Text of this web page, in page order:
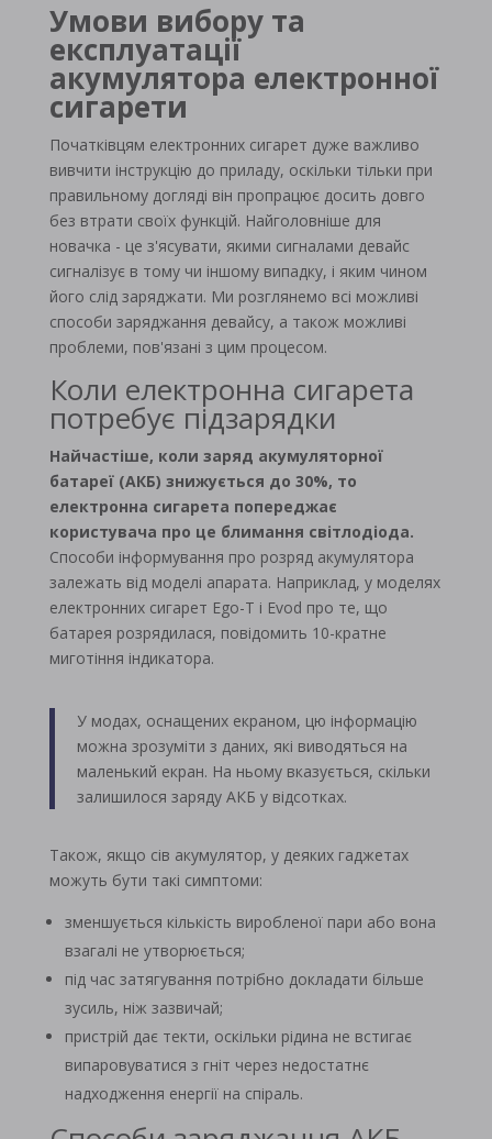
Умови вибору та
експлуатації
акумулятора електронної
сигарети
Початківцям електронних сигарет дуже важливо
вивчити інструкцію до приладу, оскільки тільки при
правильному догляді він пропрацює досить довго
без втрати своїх функцій. Найголовніше для
новачка - це з'ясувати, якими сигналами девайс
сигналізує в тому чи іншому випадку, і яким чином
його слід заряджати. Ми розглянемо всі можливі
способи заряджання девайсу, а також можливі
проблеми, пов'язані з цим процесом.
Коли електронна сигарета
потребує підзарядки
Найчастіше, коли заряд акумуляторної
батареї (АКБ) знижується до 30%, то
електронна сигарета попереджає
користувача про це блимання світлодіода.
Способи інформування про розряд акумулятора
залежать від моделі апарата. Наприклад, у моделях
електронних сигарет Ego-T і Evod про те, що
батарея розрядилася, повідомить 10-кратне
миготіння індикатора.
У модах, оснащених екраном, цю інформацію
можна зрозуміти з даних, які виводяться на
маленький екран. На ньому вказується, скільки
залишилося заряду АКБ у відсотках.
Також, якщо сів акумулятор, у деяких гаджетах
можуть бути такі симптоми:
зменшується кількість виробленої пари або вона
взагалі не утворюється;
під час затягування потрібно докладати більше
зусиль, ніж зазвичай;
пристрій дає текти, оскільки рідина не встигає
випаровуватися з гніт через недостатнє
надходження енергії на спіраль.